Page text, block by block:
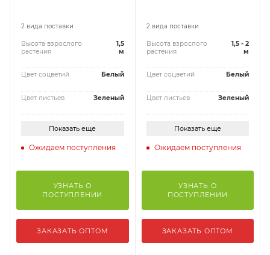
2 вида поставки
Высота взрослого
растения
1,5
м
Цвет соцветий Белый
Цвет листьев Зеленый
Показать еще
Ожидаем поступления
УЗНАТЬ О
ПОСТУПЛЕНИИ
ЗАКАЗАТЬ ОПТОМ
2 вида поставки
Высота взрослого
растения
1,5 - 2
м
Цвет соцветий Белый
Цвет листьев Зеленый
Показать еще
Ожидаем поступления
УЗНАТЬ О
ПОСТУПЛЕНИИ
ЗАКАЗАТЬ ОПТОМ